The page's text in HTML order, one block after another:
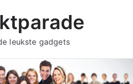
leukste gadgets